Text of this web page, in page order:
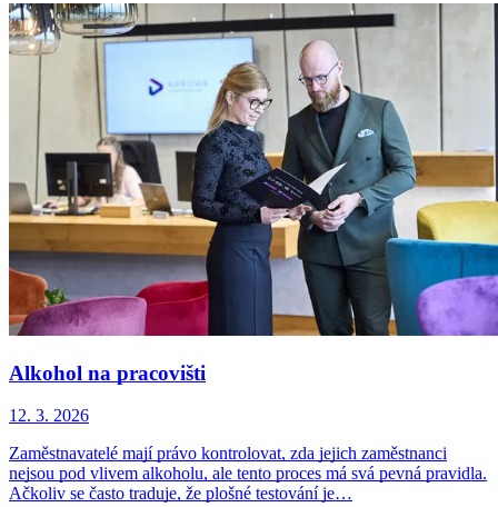
Alkohol na pracovišti
12. 3. 2026
Zaměstnavatelé mají právo kontrolovat, zda jejich zaměstnanci
nejsou pod vlivem alkoholu, ale tento proces má svá pevná pravidla.
Ačkoliv se často traduje, že plošné testování je…